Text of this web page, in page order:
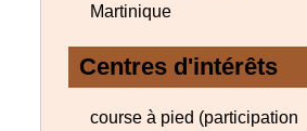
Martinique
Centres d'intérêts
course à pied (participation